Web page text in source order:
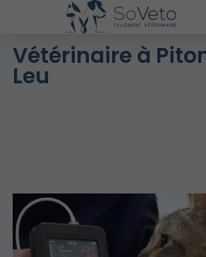
Vétérinaire à
Leu